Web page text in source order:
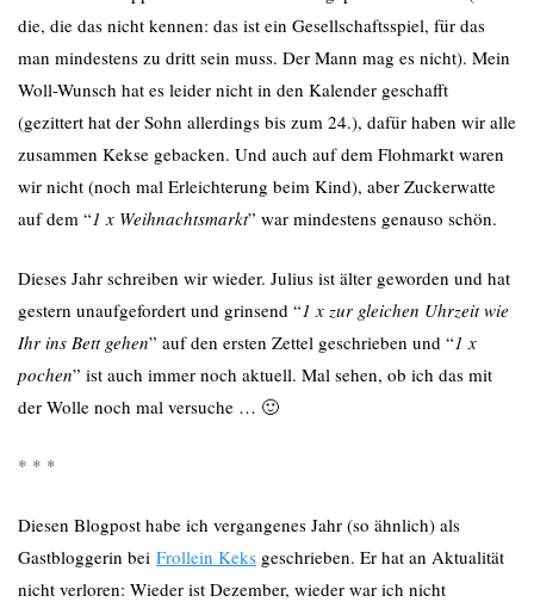
die, die das nicht kennen: das ist ein Gesellschaftsspiel, für das
man mindestens zu dritt sein muss. Der Mann mag es nicht). Mein
Woll-Wunsch hat es leider nicht in den Kalender geschafft
(gezittert hat der Sohn allerdings bis zum 24.), dafür haben wir alle
zusammen Kekse gebacken. Und auch auf dem Flohmarkt waren
wir nicht (noch mal Erleichterung beim Kind), aber Zuckerwatte
auf dem “1 x Weihnachtsmarkt” war mindestens genauso schön.
Dieses Jahr schreiben wir wieder. Julius ist älter geworden und hat
gestern unaufgefordert und grinsend “1 x zur gleichen Uhrzeit wie
Ihr ins Bett gehen” auf den ersten Zettel geschrieben und “1 x
pochen” ist auch immer noch aktuell. Mal sehen, ob ich das mit
der Wolle noch mal versuche … 🙂
* * *
Diesen Blogpost habe ich vergangenes Jahr (so ähnlich) als
Gastbloggerin bei Frollein Keks geschrieben. Er hat an Aktualität
nicht verloren: Wieder ist Dezember, wieder war ich nicht